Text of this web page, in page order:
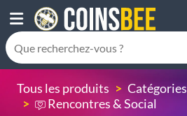
Tous les produits
Catégories
Rencontres & Social